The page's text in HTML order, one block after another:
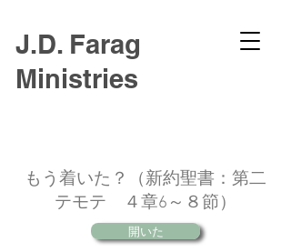
J.D. Farag
Ministries
もう着いた？（新約聖書：第二
テモテ ４章6～８節）
開いた